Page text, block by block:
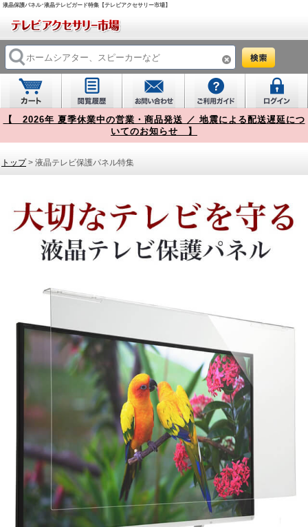
液晶保護パネル･液晶テレビガード特集【テレビアクセサリー市場】
【 2026年 夏季休業中の営業・商品発送 ／ 地震による配送遅延につ
いてのお知らせ 】
トップ> 液晶テレビ保護パネル特集